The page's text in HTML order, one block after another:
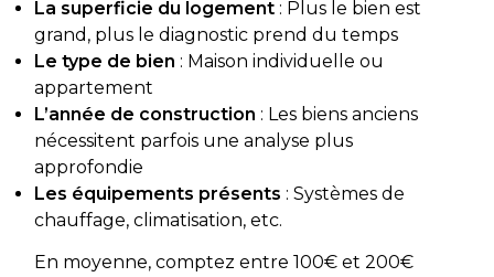
La superficie du logement: Plus le bien est
grand, plus le diagnostic prend du temps
Le type de bien : Maison individuelle ou
appartement
L’année de construction : Les biens anciens
nécessitent parfois une analyse plus
approfondie
Les équipements présents : Systèmes de
chauffage, climatisation, etc.
En moyenne, comptez entre 100€ et 200€